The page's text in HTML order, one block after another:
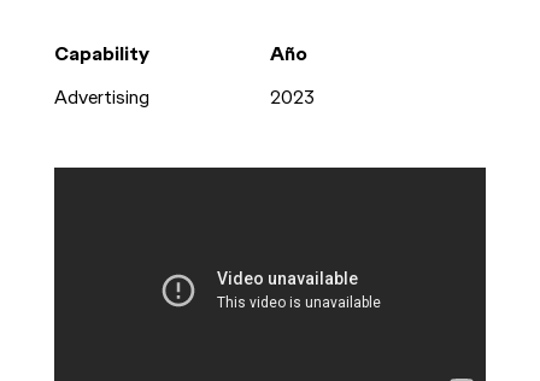
Capability
Advertising
Año
2023